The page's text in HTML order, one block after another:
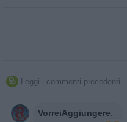
 Leggi i commenti precedenti...
VorreiAggiungere: